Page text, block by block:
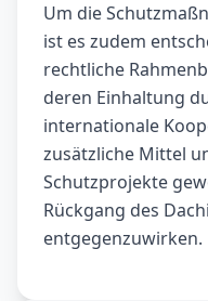
Um die
ist es zudem
rechtliche
deren Einhaltung
internationale
zusätzliche Mittel
Schutzprojekte
Rückgang des
entgegenzuwirken.